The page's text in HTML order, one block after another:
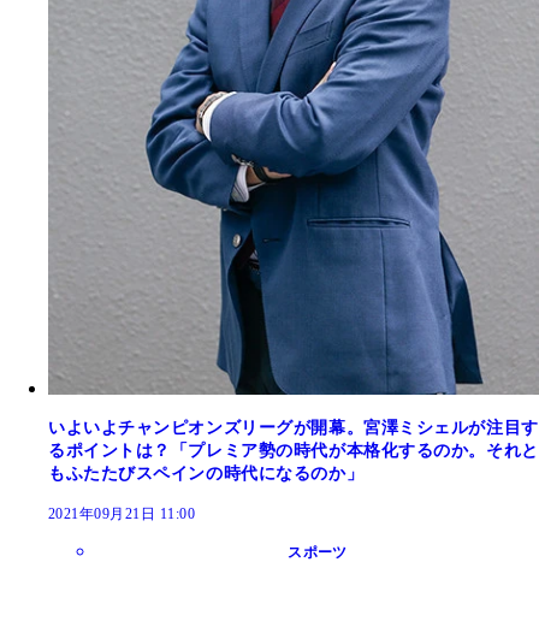
いよいよチャンピオンズリーグが開幕。宮澤ミシェルが注目す
るポイントは？「プレミア勢の時代が本格化するのか。それと
もふたたびスペインの時代になるのか」
2021年09月21日 11:00
スポーツ